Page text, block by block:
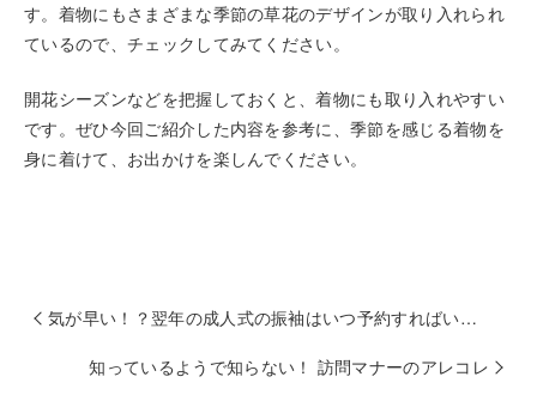
す。着物にもさまざまな季節の草花のデザインが取り入れられ
ているので、チェックしてみてください。
開花シーズンなどを把握しておくと、着物にも取り入れやすい
です。ぜひ今回ご紹介した内容を参考に、季節を感じる着物を
身に着けて、お出かけを楽しんでください。
気が早い！？翌年の成人式の振袖はいつ予約すればいい？
知っているようで知らない！ 訪問マナーのアレコレ